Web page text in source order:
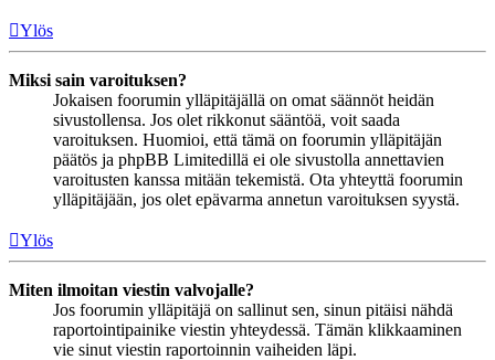
Ylös
Miksi sain varoituksen?
Jokaisen foorumin ylläpitäjällä on omat säännöt heidän
sivustollensa. Jos olet rikkonut sääntöä, voit saada
varoituksen. Huomioi, että tämä on foorumin ylläpitäjän
päätös ja phpBB Limitedillä ei ole sivustolla annettavien
varoitusten kanssa mitään tekemistä. Ota yhteyttä foorumin
ylläpitäjään, jos olet epävarma annetun varoituksen syystä.
Ylös
Miten ilmoitan viestin valvojalle?
Jos foorumin ylläpitäjä on sallinut sen, sinun pitäisi nähdä
raportointipainike viestin yhteydessä. Tämän klikkaaminen
vie sinut viestin raportoinnin vaiheiden läpi.